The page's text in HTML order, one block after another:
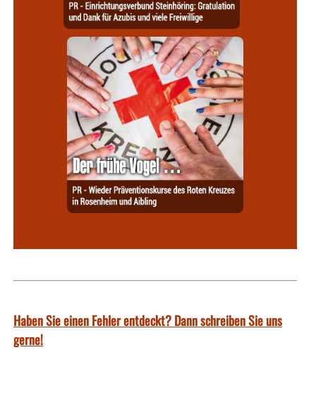
Haben Sie einen Fehler entdeckt? Dann schreiben Sie uns
gerne!